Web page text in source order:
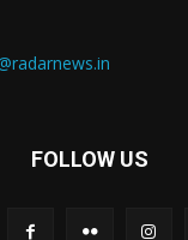
FOLLOW US